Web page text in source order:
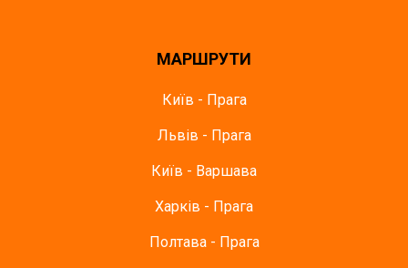
МАРШРУТИ
Київ - Прага
Львів - Прага
Київ - Варшава
Харків - Прага
Полтава - Прага